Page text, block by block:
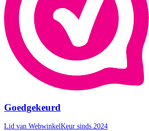
Goedgekeurd
Lid van WebwinkelKeur sinds 2024